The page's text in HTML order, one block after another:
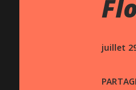
juillet